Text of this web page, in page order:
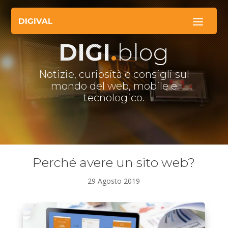
DIGI.blog
Notizie, curiosità e consigli sul
mondo del web, mobile e
tecnologico.
Perché avere un sito web?
29 Agosto 2019